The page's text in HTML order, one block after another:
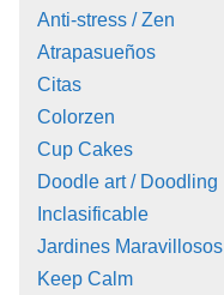
Anti-stress / Zen
Atrapasueños
Citas
Colorzen
Cup Cakes
Doodle art / Doodling
Inclasificable
Jardines Maravillosos
Keep Calm